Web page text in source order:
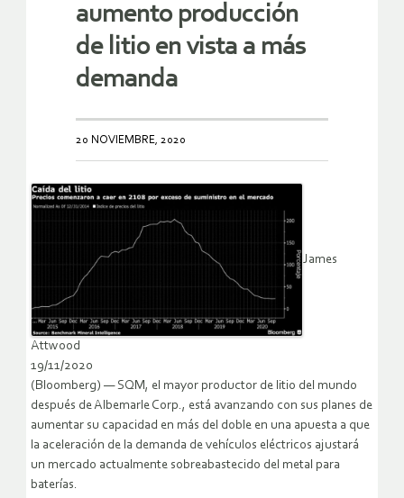
aumento producción
de litio en vista a más
demanda
20 NOVIEMBRE, 2020
James
Attwood
19/11/2020
(Bloomberg) — SQM, el mayor productor de litio del mundo
después de Albemarle Corp., está avanzando con sus planes de
aumentar su capacidad en más del doble en una apuesta a que
la aceleración de la demanda de vehículos eléctricos ajustará
un mercado actualmente sobreabastecido del metal para
baterías.